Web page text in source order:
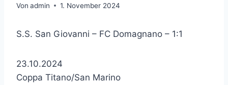
Von admin 1. November 2024
S.S. San Giovanni – FC Domagnano – 1:1
23.10.2024
Coppa Titano/San Marino